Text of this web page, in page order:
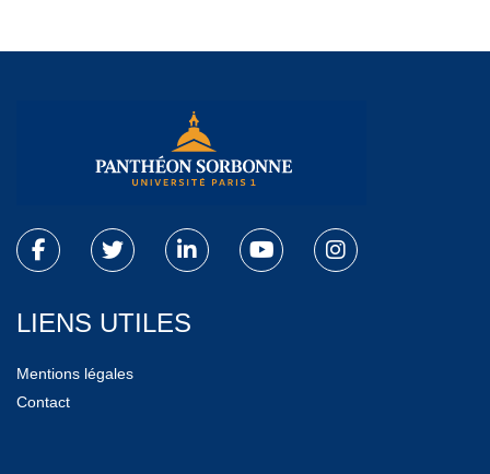
LIENS UTILES
Mentions légales
Contact